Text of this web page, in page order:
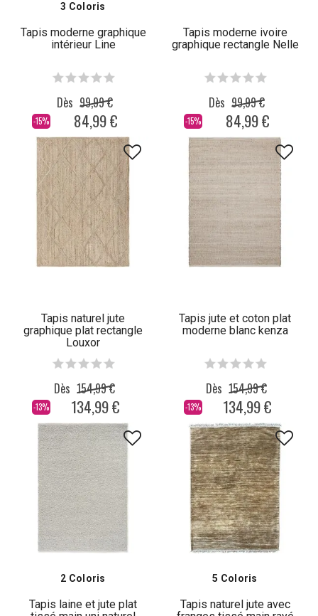
3 Coloris
Tapis moderne graphique
intérieur Line
-15%
Dès 99,99 €
84,99 €
Tapis moderne ivoire
graphique rectangle Nelle
-15%
Dès 99,99 €
84,99 €
Tapis naturel jute
graphique plat rectangle
Louxor
-13%
Dès 154,99 €
134,99 €
Tapis jute et coton plat
moderne blanc kenza
-13%
Dès 154,99 €
134,99 €
2 Coloris
Tapis laine et jute plat
5 Coloris
Tapis naturel jute avec